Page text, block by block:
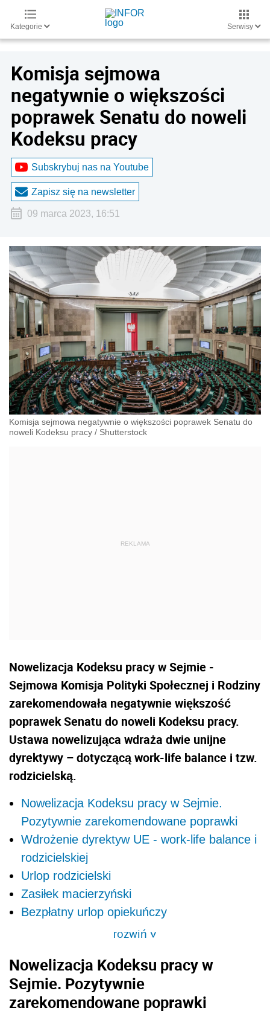
Kategorie Serwisy
Komisja sejmowa
negatywnie o większości
poprawek Senatu do noweli
Kodeksu pracy
Subskrybuj nas na Youtube
Zapisz się na newsletter
09 marca 2023, 16:51
Komisja sejmowa negatywnie o większości poprawek Senatu do
noweli Kodeksu pracy / Shutterstock
Nowelizacja Kodeksu pracy w Sejmie -
Sejmowa Komisja Polityki Społecznej i Rodziny
zarekomendowała negatywnie większość
poprawek Senatu do noweli Kodeksu pracy.
Ustawa nowelizująca wdraża dwie unijne
dyrektywy – dotyczącą work-life balance i tzw.
rodzicielską.
Nowelizacja Kodeksu pracy w Sejmie.
Pozytywnie zarekomendowane poprawki
Wdrożenie dyrektyw UE - work-life balance i
rodzicielskiej
Urlop rodzicielski
Zasiłek macierzyński
Bezpłatny urlop opiekuńczy
rozwiń>
Nowelizacja Kodeksu pracy w
Sejmie. Pozytywnie
zarekomendowane poprawki